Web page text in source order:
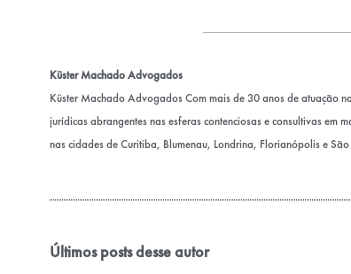
Küster Machado Advogados
Küster Machado Advogados Com mais de 30 anos de atuação
jurídicas abrangentes nas esferas contenciosas e consultivas em
nas cidades de Curitiba, Blumenau, Londrina, Florianópolis e
Últimos posts desse autor